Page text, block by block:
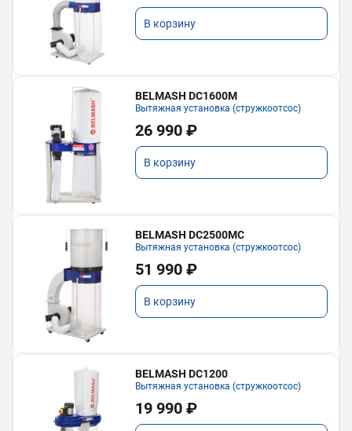
В корзину
BELMASH DC1600M
Вытяжная установка (стружкоотсос)
26 990 ₽
В корзину
BELMASH DC2500MC
Вытяжная установка (стружкоотсос)
51 990 ₽
В корзину
BELMASH DC1200
Вытяжная установка (стружкоотсос)
19 990 ₽